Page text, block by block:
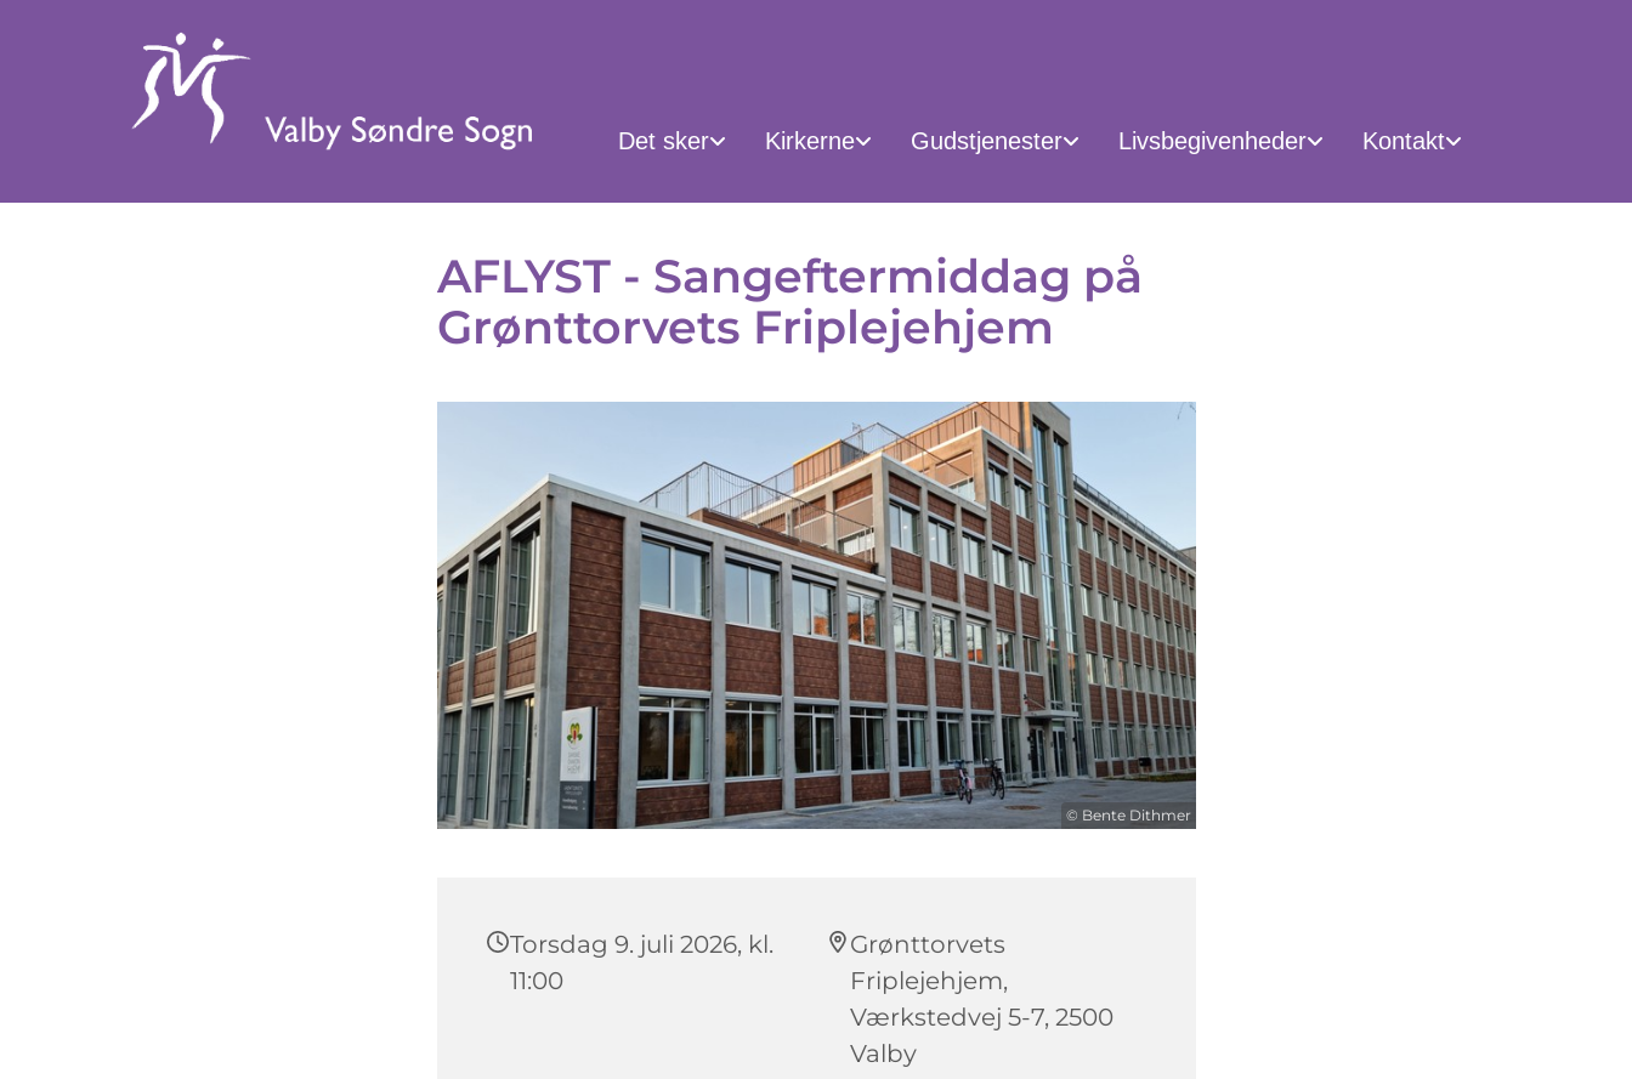
Det sker Kirkerne Gudstjenester Livsbegivenheder Kontakt
AFLYST - Sangeftermiddag på
Grønttorvets Friplejehjem
© Bente Dithmer
Torsdag 9. juli 2026, kl.
11:00
Grønttorvets
Friplejehjem,
Værkstedvej 5-7, 2500
Valby